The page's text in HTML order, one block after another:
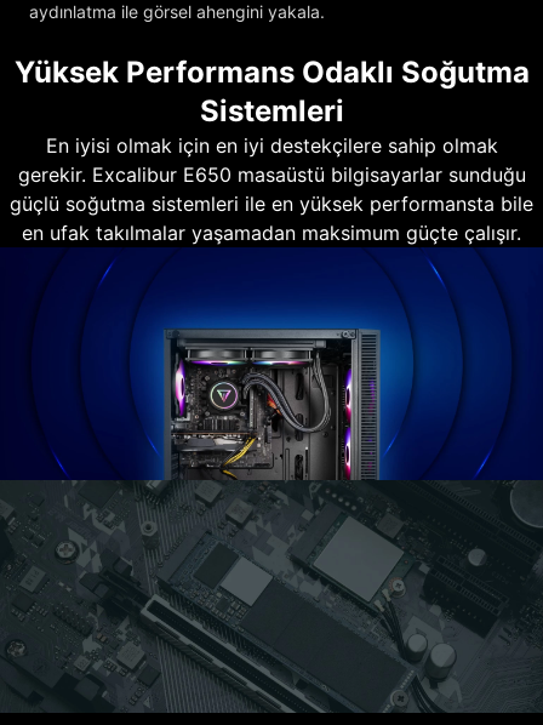
aydınlatma ile görsel ahengini yakala.
Yüksek Performans Odaklı Soğutma
Sistemleri
En iyisi olmak için en iyi destekçilere sahip olmak
gerekir. Excalibur E650 masaüstü bilgisayarlar sunduğu
güçlü soğutma sistemleri ile en yüksek performansta bile
en ufak takılmalar yaşamadan maksimum güçte çalışır.